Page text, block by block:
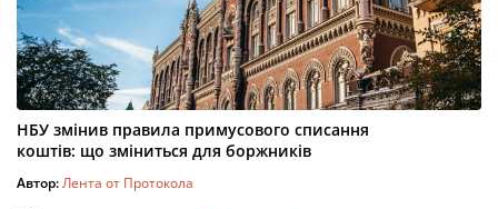
НБУ змінив правила примусового списання
коштів: що зміниться для боржників
Автор:Лента от Протокола